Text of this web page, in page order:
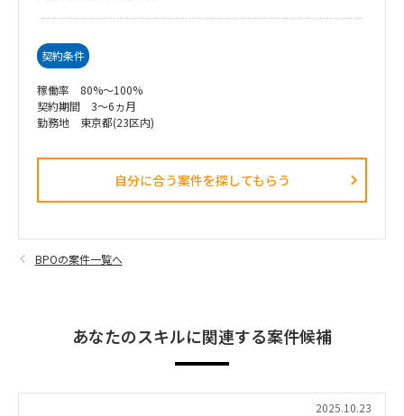
契約条件
稼働率 80%～100%
契約期間 3～6ヵ月
勤務地 東京都(23区内)
自分に合う案件を探してもらう​
BPOの案件一覧へ
あなたのスキルに関連する案件候補
2025.10.23